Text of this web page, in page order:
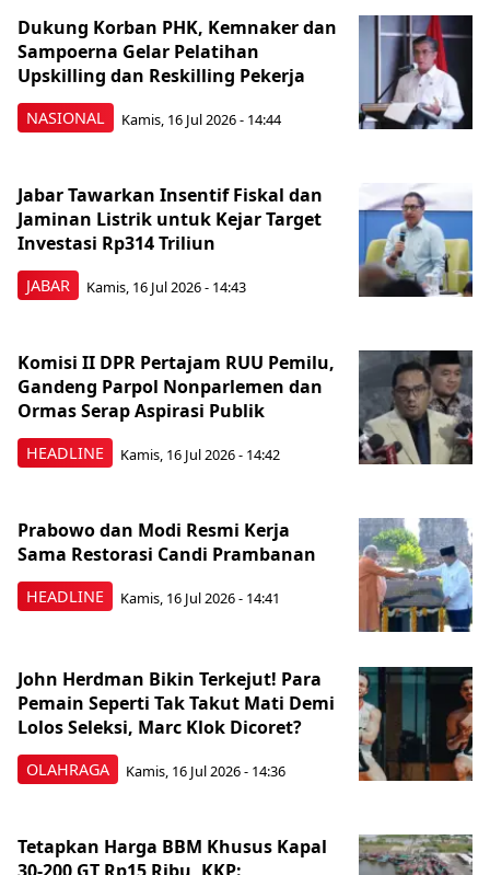
NASIONAL
Dukung Korban PHK, Kemnaker dan
Sampoerna Gelar Pelatihan
Upskilling dan Reskilling Pekerja
Kamis, 16 Jul 2026 - 14:44
JABAR
Jabar Tawarkan Insentif Fiskal dan
Jaminan Listrik untuk Kejar Target
Investasi Rp314 Triliun
Kamis, 16 Jul 2026 - 14:43
HEADLINE
Komisi II DPR Pertajam RUU Pemilu,
Gandeng Parpol Nonparlemen dan
Ormas Serap Aspirasi Publik
Kamis, 16 Jul 2026 - 14:42
HEADLINE
Prabowo dan Modi Resmi Kerja
Sama Restorasi Candi Prambanan
Kamis, 16 Jul 2026 - 14:41
OLAHRAGA
John Herdman Bikin Terkejut! Para
Pemain Seperti Tak Takut Mati Demi
Lolos Seleksi, Marc Klok Dicoret?
Kamis, 16 Jul 2026 - 14:36
Tetapkan Harga BBM Khusus Kapal